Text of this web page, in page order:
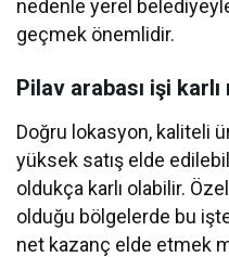
nedenle yerel
geçmek önemlidir.
Pilav arabası işi karlı
Doğru lokasyon, kaliteli
yüksek satış elde
oldukça karlı olabilir.
olduğu bölgelerde bu
net kazanç elde etmek